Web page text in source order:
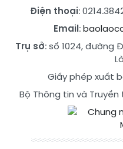
Điện thoại:
Email:
Trụ sở: số 1024, đường
Giấy phép xuất
Bộ Thông tin và